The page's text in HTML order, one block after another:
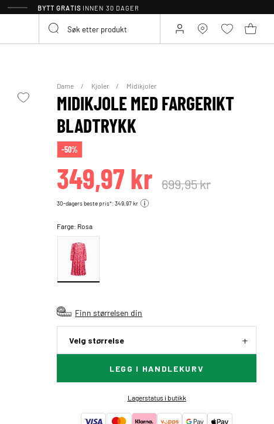
BYTT GRATISINNEN 30 DAGER
Dame Kjoler Midikjoler
MIDIKJOLE MED FARGERIKT
BLADTRYKK
-50%
349,97 kr 699,95 kr
30-dagers beste pris*: 349,97 kr
Farge: Rosa
Finn størrelsen din
Velg størrelse
LEGG I HANDLEKURV
Lagerstatus i butikk